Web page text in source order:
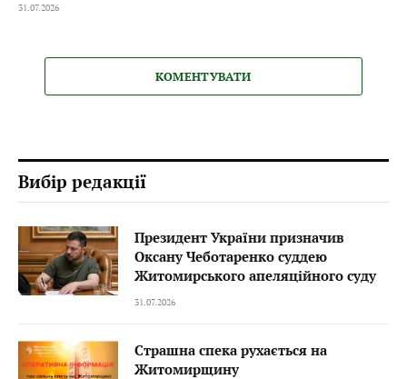
31.07.2026
КОМЕНТУВАТИ
Вибір редакції
Президент України призначив
Оксану Чеботаренко суддею
Житомирського апеляційного суду
31.07.2026
Страшна спека рухається на
Житомирщину